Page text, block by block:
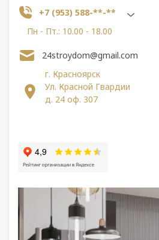
+7 (953) 588-**-**
Пн - Пт.: 10.00 - 18.00
г. Красноярск
Ул. Красной Гвардии
д. 24 оф. 307
24stroydom@gmail.com